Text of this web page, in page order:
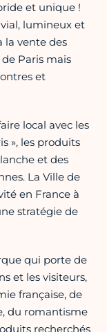
et unique !
lumineux et
la vente des
Paris mais
et
local avec les
», les produits
et des
La Ville de
en France à
stratégie de
qui porte de
et les visiteurs,
française, de
du romantisme
recherchés